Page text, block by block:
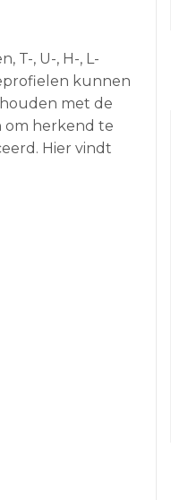
T-, U-, H-, L-
kunnen
met de
om herkend te
Hier vindt